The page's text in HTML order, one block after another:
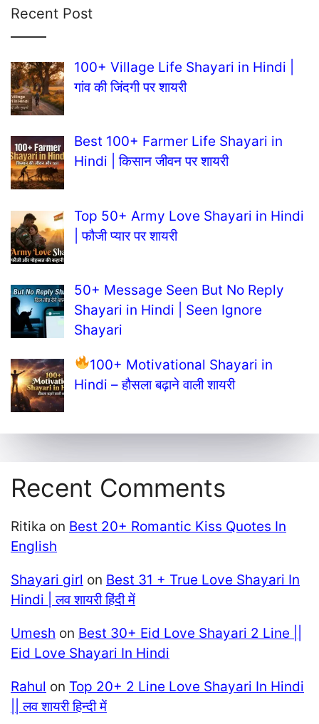
Recent Post
100+ Village Life Shayari in Hindi |
गांव की जिंदगी पर शायरी
Best 100+ Farmer Life Shayari in
Hindi | किसान जीवन पर शायरी
Top 50+ Army Love Shayari in Hindi
| फौजी प्यार पर शायरी
50+ Message Seen But No Reply
Shayari in Hindi | Seen Ignore
Shayari
100+ Motivational Shayari in
Hindi – हौसला बढ़ाने वाली शायरी
Recent Comments
Ritika on Best 20+ Romantic Kiss Quotes In
English
Shayari girl on Best 31 + True Love Shayari In
Hindi | लव शायरी हिंदी में
Umesh on Best 30+ Eid Love Shayari 2 Line ||
Eid Love Shayari In Hindi
Rahul on Top 20+ 2 Line Love Shayari In Hindi
|| लव शायरी हिन्दी में